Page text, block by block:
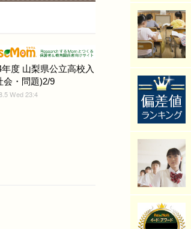
年度 山梨県公立高校入
会・問題)2/9
Wed 23:4